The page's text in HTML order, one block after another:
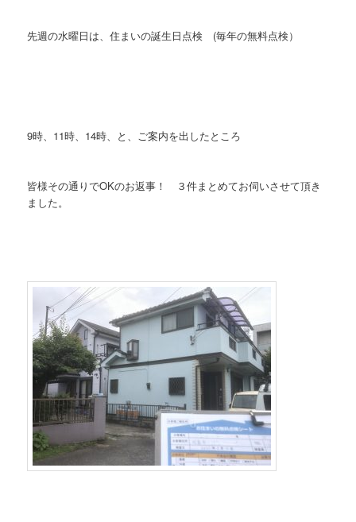
先週の水曜日は、住まいの誕生日点検 (毎年の無料点検）
9時、11時、14時、と、ご案内を出したところ
皆様その通りでOKのお返事！ ３件まとめてお伺いさせて頂き
ました。